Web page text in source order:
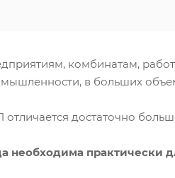
комбинатам,
в больших
отличается достаточно
необходима практически